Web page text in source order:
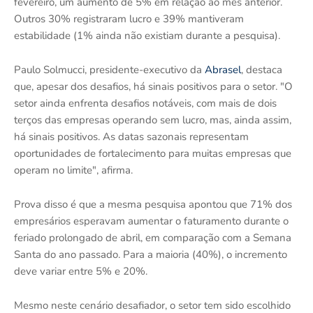
Outros 30% registraram lucro e 39% mantiveram
estabilidade (1% ainda não existiam durante a pesquisa).
Paulo Solmucci, presidente-executivo da Abrasel, destaca
que, apesar dos desafios, há sinais positivos para o setor. "O
setor ainda enfrenta desafios notáveis, com mais de dois
terços das empresas operando sem lucro, mas, ainda assim,
há sinais positivos. As datas sazonais representam
oportunidades de fortalecimento para muitas empresas que
operam no limite", afirma.
Prova disso é que a mesma pesquisa apontou que 71% dos
empresários esperavam aumentar o faturamento durante o
feriado prolongado de abril, em comparação com a Semana
Santa do ano passado. Para a maioria (40%), o incremento
deve variar entre 5% e 20%.
Mesmo neste cenário desafiador, o setor tem sido escolhido